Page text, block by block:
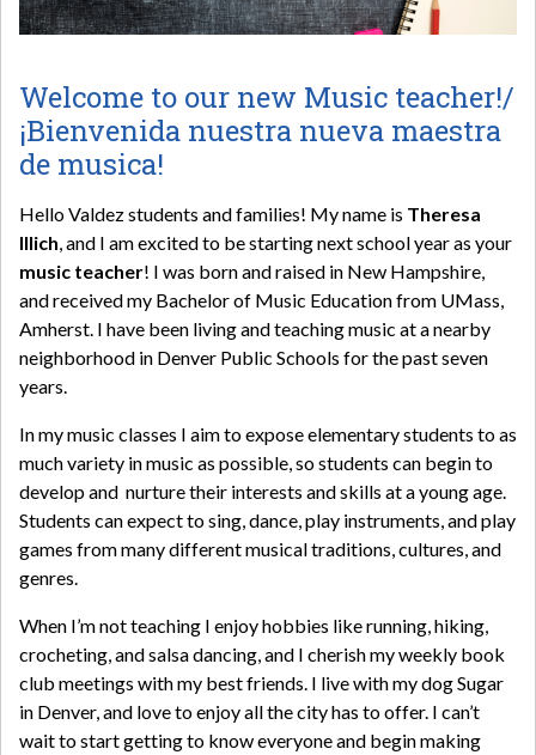
Welcome to our new Music teacher!/
¡Bienvenida nuestra nueva maestra
de musica!
Hello Valdez students and families! My name is Theresa
Illich, and I am excited to be starting next school year as your
music teacher! I was born and raised in New Hampshire,
and received my Bachelor of Music Education from UMass,
Amherst. I have been living and teaching music at a nearby
neighborhood in Denver Public Schools for the past seven
years.
In my music classes I aim to expose elementary students to as
much variety in music as possible, so students can begin to
develop and nurture their interests and skills at a young age.
Students can expect to sing, dance, play instruments, and play
games from many different musical traditions, cultures, and
genres.
When I’m not teaching I enjoy hobbies like running, hiking,
crocheting, and salsa dancing, and I cherish my weekly book
club meetings with my best friends. I live with my dog Sugar
in Denver, and love to enjoy all the city has to offer. I can’t
wait to start getting to know everyone and begin making